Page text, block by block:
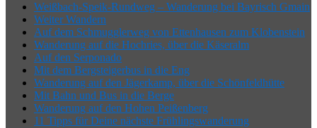
Weißbach-Speik-Rundweg – Wanderung bei Bayrisch Gmain
Weiter Wandern
Auf dem Schmugglerweg von Ettenhausen zum Klobenstein
Wanderung auf die Hochries, über die Käseralm
Auf den Serponado
Mit dem Bergsteigerbus in die Eng
Wanderung auf den Jägerkamp, über die Schönfeldhütte
Mit Bahn und Bus in die Berge
Wanderung auf den Hohen Peißenberg
11 Tipps für Deine nächste Frühlingswanderung